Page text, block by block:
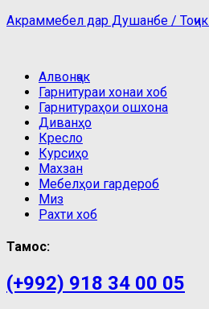
Акраммебел дар Душанбе /
Алвонҷак
Гарнитураи хонаи хоб
Гарнитураҳои ошхона
Диванҳо
Кресло
Курсиҳо
Махзан
Мебелҳои гардероб
Миз
Рахти хоб
Тамос:
(+992) 918 34 00 05